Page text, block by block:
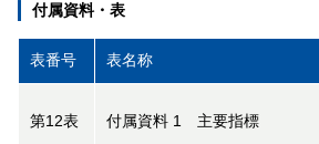
付属資料・表
表番号 表名称
第12表 付属資料 1 主要指標